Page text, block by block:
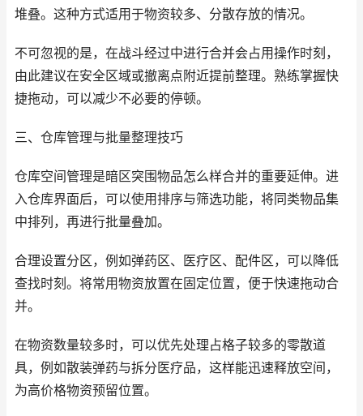
堆叠。这种方式适用于物资较多、分散存放的情况。
不可忽视的是，在战斗经过中进行合并会占用操作时刻，
由此建议在安全区域或撤离点附近提前整理。熟练掌握快
捷拖动，可以减少不必要的停顿。
三、仓库管理与批量整理技巧
仓库空间管理是暗区突围物品怎么样合并的重要延伸。进
入仓库界面后，可以使用排序与筛选功能，将同类物品集
中排列，再进行批量叠加。
合理设置分区，例如弹药区、医疗区、配件区，可以降低
查找时刻。将常用物资放置在固定位置，便于快速拖动合
并。
在物资数量较多时，可以优先处理占格子较多的零散道
具，例如散装弹药与拆分医疗品，这样能迅速释放空间，
为高价格物资预留位置。